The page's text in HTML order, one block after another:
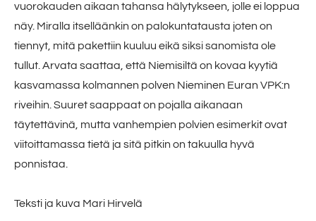
vuorokauden aikaan tahansa hälytykseen, jolle ei loppua
näy. Miralla itselläänkin on palokuntatausta joten on
tiennyt, mitä pakettiin kuuluu eikä siksi sanomista ole
tullut. Arvata saattaa, että Niemisiltä on kovaa kyytiä
kasvamassa kolmannen polven Nieminen Euran VPK:n
riveihin. Suuret saappaat on pojalla aikanaan
täytettävinä, mutta vanhempien polvien esimerkit ovat
viitoittamassa tietä ja sitä pitkin on takuulla hyvä
ponnistaa.
Teksti ja kuva Mari Hirvelä